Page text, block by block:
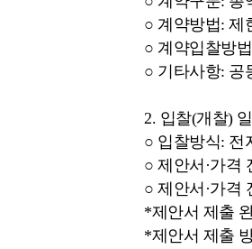
○ 계약방법: 제
○ 계약입찰방
○ 기타사항: 공
2. 입찰(개찰)
○ 입찰방식: 전
○ 제안서·가격
○ 제안서·가격
*제안서 제출
*제안서 제출